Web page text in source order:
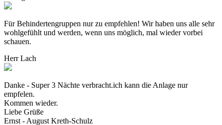
Für Behindertengruppen nur zu empfehlen! Wir haben uns alle sehr
wohlgefühlt und werden, wenn uns möglich, mal wieder vorbei
schauen.
Herr Lach
Danke - Super 3 Nächte verbracht.ich kann die Anlage nur
empfelen.
Kommen wieder.
Liebe Grüße
Ernst - August Kreth-Schulz